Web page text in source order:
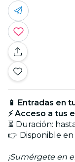
📱 Entradas en
⚡ Acceso a tus
⏳ Duración:
👉 Disponible
¡Sumérgete en